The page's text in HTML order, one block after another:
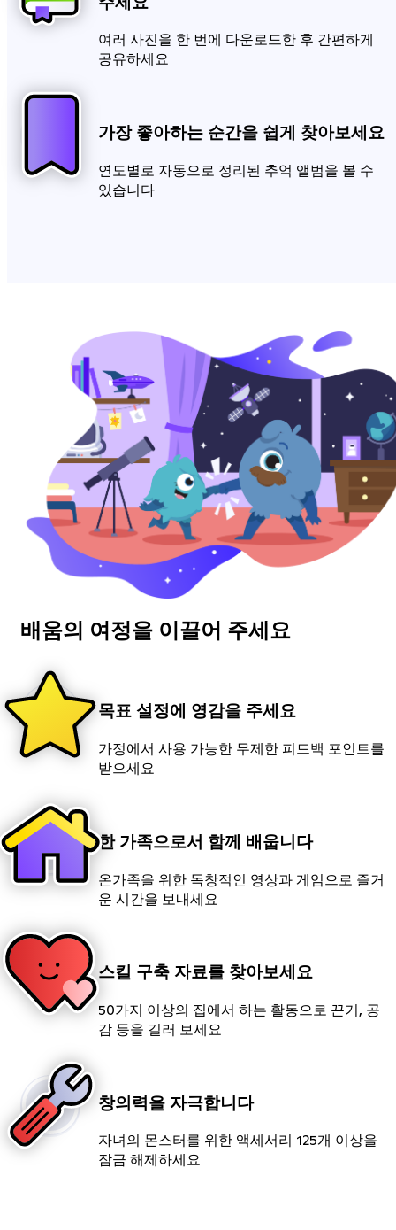
여러 사진을 한 번에 다운로드한 후 간편하게
공유하세요
가장 좋아하는 순간을 쉽게 찾아보세요
연도별로 자동으로 정리된 추억 앨범을 볼 수
있습니다
배움의 여정을 이끌어 주세요
목표 설정에 영감을 주세요
가정에서 사용 가능한 무제한 피드백 포인트를
받으세요
한 가족으로서 함께 배웁니다
온가족을 위한 독창적인 영상과 게임으로 즐거
운 시간을 보내세요
스킬 구축 자료를 찾아보세요
50가지 이상의 집에서 하는 활동으로 끈기, 공
감 등을 길러 보세요
창의력을 자극합니다
자녀의 몬스터를 위한 액세서리 125개 이상을
잠금 해제하세요